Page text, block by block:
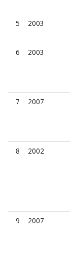
5 2003
6 2003
7 2007
8 2002
9 2007